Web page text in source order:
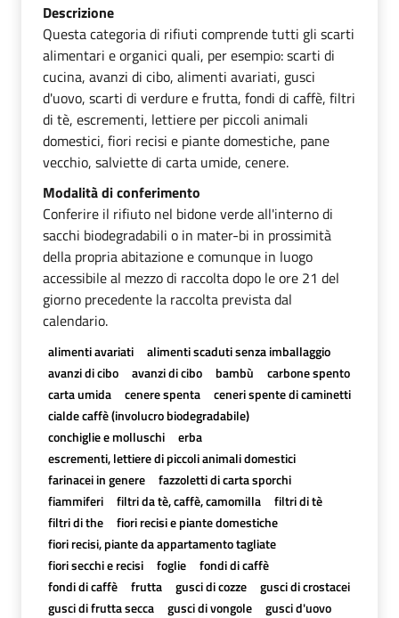
Descrizione
Questa categoria di rifiuti comprende tutti gli scarti
alimentari e organici quali, per esempio: scarti di
cucina, avanzi di cibo, alimenti avariati, gusci
d'uovo, scarti di verdure e frutta, fondi di caffè, filtri
di tè, escrementi, lettiere per piccoli animali
domestici, fiori recisi e piante domestiche, pane
vecchio, salviette di carta umide, cenere.
Modalità di conferimento
Conferire il rifiuto nel bidone verde all'interno di
sacchi biodegradabili o in mater-bi in prossimità
della propria abitazione e comunque in luogo
accessibile al mezzo di raccolta dopo le ore 21 del
giorno precedente la raccolta prevista dal
calendario.
alimenti avariati
alimenti scaduti senza imballaggio
avanzi di cibo
avanzi di cibo bambù
carbone spento
carta umida
cenere spenta
ceneri spente di caminetti
cialde caffè (involucro biodegradabile)
conchiglie e molluschi
erba
escrementi, lettiere di piccoli animali domestici
farinacei in genere
fazzoletti di carta sporchi
fiammiferi
filtri da tè, caffè, camomilla
filtri di tè
filtri di the
fiori recisi e piante domestiche
fiori recisi, piante da appartamento tagliate
fiori secchi e recisi
foglie
fondi di caffè
fondi di caffè
frutta gusci di cozze
gusci di crostacei
gusci di frutta secca
gusci di vongole
gusci d'uovo